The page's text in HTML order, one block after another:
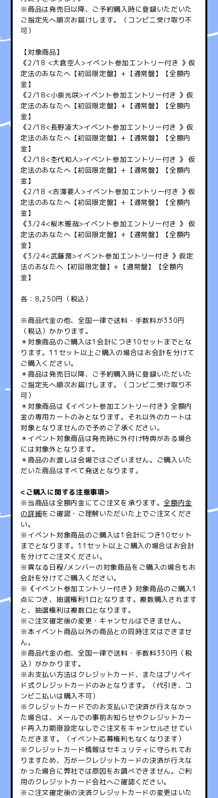
※商品は発売日以降、ご予約購入時に登録いただいた
ご指定先へ順次お届けします。（コンビニ受け取り不
可）
【対象商品】
《2/18 <大倉空人>イベント参加エントリー付き 》仮
定法のあなたへ【初回限定盤】+【通常盤】【全額内
金】
《2/18<小泉光咲>イベント参加エントリー付き 》仮
定法のあなたへ【初回限定盤】+【通常盤】【全額内
金】
《2/18<長野凌大>イベント参加エントリー付き 》仮
定法のあなたへ【初回限定盤】+【通常盤】【全額内
金】
《2/18<杢代和人>イベント参加エントリー付き 》 仮
定法のあなたへ【初回限定盤】+【通常盤】【全額内
金】
《2/18 <吉澤要人>イベント参加エントリー付き 》仮
定法のあなたへ【初回限定盤】+【通常盤】【全額内
金】
《3/24<桜木雅哉>イベント参加エントリー付き 》 仮
定法のあなたへ【初回限定盤】+【通常盤】【全額内
金】
《3/24<武藤潤>イベント参加エントリー付き 》仮定
法のあなたへ【初回限定盤】+【通常盤】【全額内
金】
各：8,250円（税込）
※商品代金の他、全国一律で送料・手数料が330円
（税込）かかります。
＊対象商品のご購入は1会計につき10セットまでとな
ります。11セット以上ご購入の場合はお会計を分けて
ご購入ください。
＊商品は発売日以降、ご予約購入時に登録いただいた
ご指定先へ順次お届けします。（コンビニ受け取り不
可）
＊対象商品は《イベント参加エントリー付き》全額内
金の専用カートのみとなります。それ以外のカートは
対象となりませんので予めご了承ください。
＊イベント対象商品は発売時に外付け特典がある場合
には対象外となります。
＊商品のお渡しは会場ではございません。ご購入いた
だいた商品はすべて発送となります。
< ご購入に関する注意事項>
※当商品は全額内金にてご注文を承ります。全額内金
の詳細をご確認・ご理解いただいた上でご注文くださ
い。
※イベント対象商品のご購入は1会計につき10セット
までとなります。11セット以上ご購入の場合はお会計
を分けてご注文ください。
※異なる日程/メンバーの対象商品をご購入の場合もお
会計を分けてご購入ください。
※《イベント参加エントリー付き》対象商品のご購入1
点につき、抽選権利1口となります。複数購入されます
と、抽選権利は複数口となります。
※ご注文確定後の変更・キャンセルはできません。
※本イベント商品以外の商品との同時注文はできませ
ん。
※商品代金の他、全国一律で送料・手数料330円（税
込）がかかります。
※お支払い方法はクレジットカード、またはプリペイ
ド式クレジットカードのみとなります。（代引き、コ
ンビニ払いは購入不可）
※クレジットカードでのお支払いで決済が行えなかっ
た場合は、メールでの事前お知らせやクレジットカー
ド再入力期限設定なしでご注文をキャンセルさせてい
ただきます。（イベント応募権利もなくなります）
※クレジットカード情報はセキュリティに守られてお
りますため、万が一クレジットカードの決済が行えな
かった場合に弊社では原因をお調べできません。ご利
用のクレジットカード会社へご確認ください。
※ご注文確定後の決済クレジットカードの変更はいた